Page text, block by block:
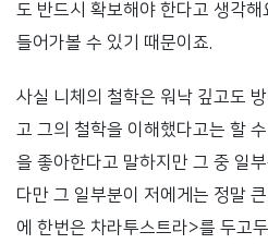
도 반드시 확보해야 한다고 생각해
들어가볼 수 있기 때문이죠.
사실 니체의 철학은 워낙 깊고도
고 그의 철학을 이해했다고는 할
을 좋아한다고 말하지만 그 중 일
다만 그 일부분이 저에게는 정말
에 한번은 차라투스트라>를 두고